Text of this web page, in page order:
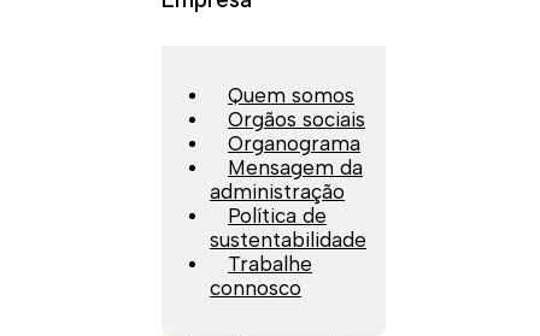
Quem somos
Orgãos sociais
Organograma
Mensagem da
administração
Política de
sustentabilidade
Trabalhe
connosco